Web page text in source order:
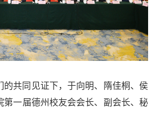
的共同见证下，于向明、隋佳桐、侯
第一届德州校友会会长、副会长、秘